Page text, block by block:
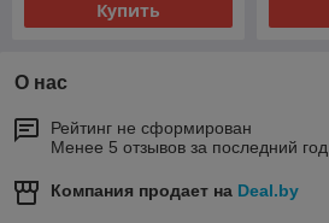
Купить
О нас
Рейтинг не сформирован
Менее 5 отзывов за последний год
Компания продает на Deal.by